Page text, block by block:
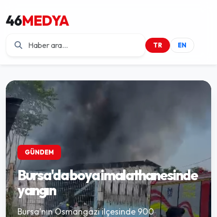
46MEDYA
TR EN
GÜNDEM
Hatay'da tırda taşınan
konteyner uçtu
Hatay'da seyir halindeki bir tırın üzerinde